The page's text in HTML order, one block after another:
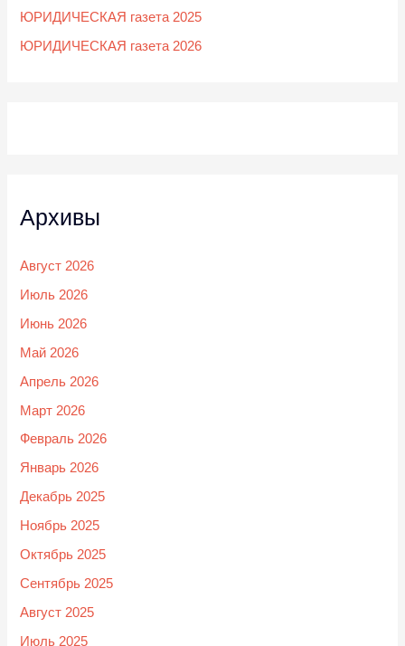
ЮРИДИЧЕСКАЯ газета 2025
ЮРИДИЧЕСКАЯ газета 2026
Архивы
Август 2026
Июль 2026
Июнь 2026
Май 2026
Апрель 2026
Март 2026
Февраль 2026
Январь 2026
Декабрь 2025
Ноябрь 2025
Октябрь 2025
Сентябрь 2025
Август 2025
Июль 2025